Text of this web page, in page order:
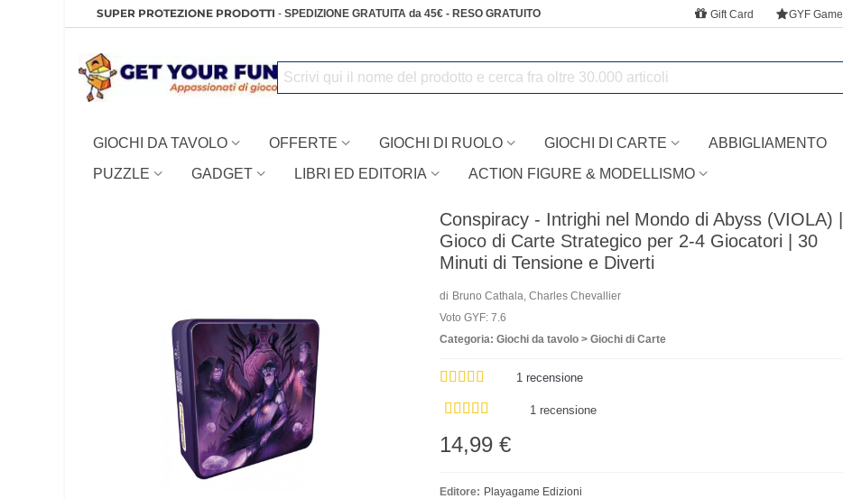
SUPER PROTEZIONE PRODOTTI - SPEDIZIONE GRATUITA da 45€ - RESO GRATUITO Gift Card GYF Game
GIOCHI DA TAVOLO OFFERTE GIOCHI DI RUOLO GIOCHI DI CARTE ABBIGLIAMENTO
PUZZLE
GADGET LIBRI ED EDITORIA ACTION FIGURE & MODELLISMO
Conspiracy - Intrighi nel Mondo di Abyss (VIOLA) |
Gioco di Carte Strategico per 2-4 Giocatori | 30
Minuti di Tensione e Diverti
di Bruno Cathala, Charles Chevallier
Voto GYF: 7.6
Categoria: Giochi da tavolo > Giochi di Carte
1 recensione
1 recensione
14,99 €
Editore: Playagame Edizioni